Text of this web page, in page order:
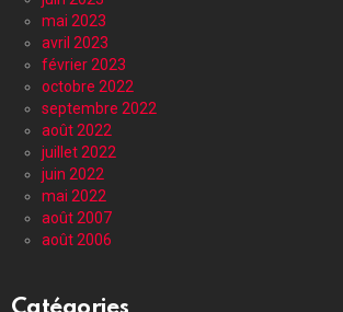
mai 2023
avril 2023
février 2023
octobre 2022
septembre 2022
août 2022
juillet 2022
juin 2022
mai 2022
août 2007
août 2006